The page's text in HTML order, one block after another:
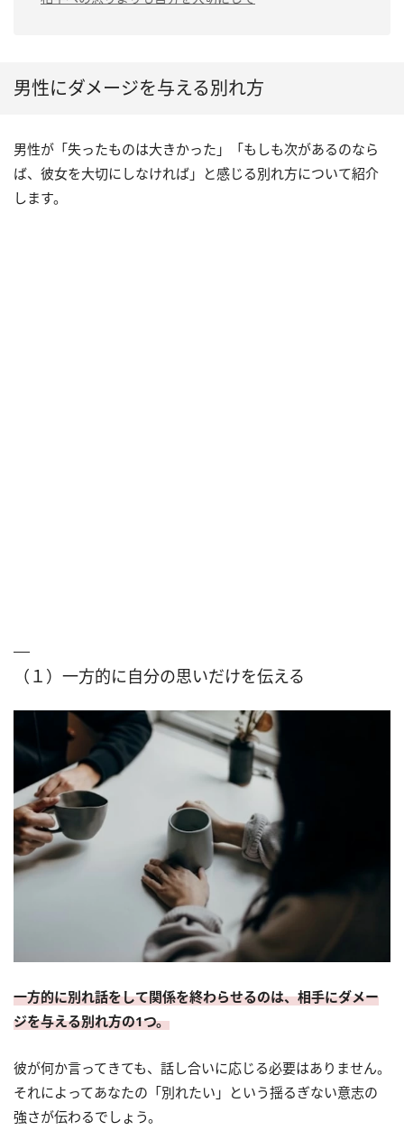
（２）突然別れを切り出す
れる
（４）彼がいなくてもプライベートが充実してい
（５）彼女は自分に愛がなかったと気付く
男性にダメージを与える別れ方
男性が「失ったものは大きかった」「もしも次があるのなら
ば、彼女を大切にしなければ」と感じる別れ方について紹介
します。
（１）一方的に自分の思いだけを伝える
一方的に別れ話をして関係を終わらせるのは、相手にダメー
ジを与える別れ方の1つ。
彼が何か言ってきても、話し合いに応じる必要はありません。
それによってあなたの「別れたい」という揺るぎない意志の
強さが伝わるでしょう。